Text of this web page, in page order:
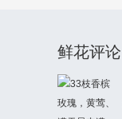
鲜花评论